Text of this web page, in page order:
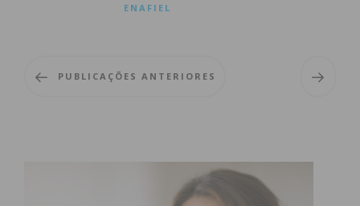
ENAFIEL
PUBLICAÇÕES ANTERIORES